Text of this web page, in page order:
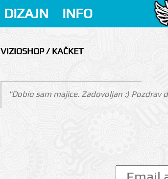
DIZAJN INFO
VIZIOSHOP / KAČKET
"Dobio sam majice. Zadovoljan :) Pozdrav